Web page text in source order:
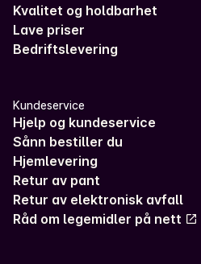
Kvalitet og holdbarhet
Lave priser
Bedriftslevering
Kundeservice
Hjelp og kundeservice
Sånn bestiller du
Hjemlevering
Retur av pant
Retur av elektronisk avfall
Råd om legemidler på nett